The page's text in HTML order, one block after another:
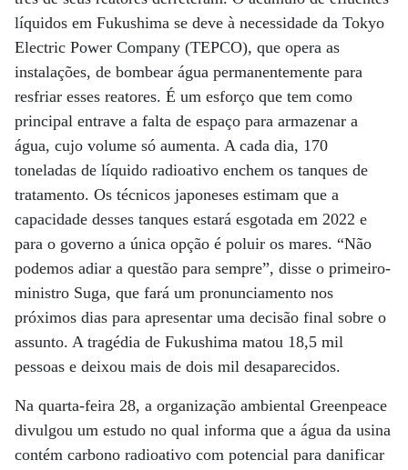
líquidos em Fukushima se deve à necessidade da Tokyo
Electric Power Company (TEPCO), que opera as
instalações, de bombear água permanentemente para
resfriar esses reatores. É um esforço que tem como
principal entrave a falta de espaço para armazenar a
água, cujo volume só aumenta. A cada dia, 170
toneladas de líquido radioativo enchem os tanques de
tratamento. Os técnicos japoneses estimam que a
capacidade desses tanques estará esgotada em 2022 e
para o governo a única opção é poluir os mares. “Não
podemos adiar a questão para sempre”, disse o primeiro-
ministro Suga, que fará um pronunciamento nos
próximos dias para apresentar uma decisão final sobre o
assunto. A tragédia de Fukushima matou 18,5 mil
pessoas e deixou mais de dois mil desaparecidos.
Na quarta-feira 28, a organização ambiental Greenpeace
divulgou um estudo no qual informa que a água da usina
contém carbono radioativo com potencial para danificar